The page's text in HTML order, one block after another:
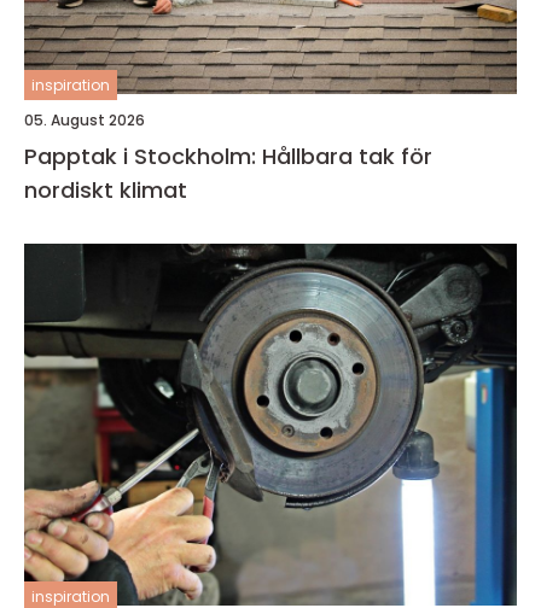
inspiration
05. August 2026
Papptak i Stockholm: Hållbara tak för
nordiskt klimat
inspiration